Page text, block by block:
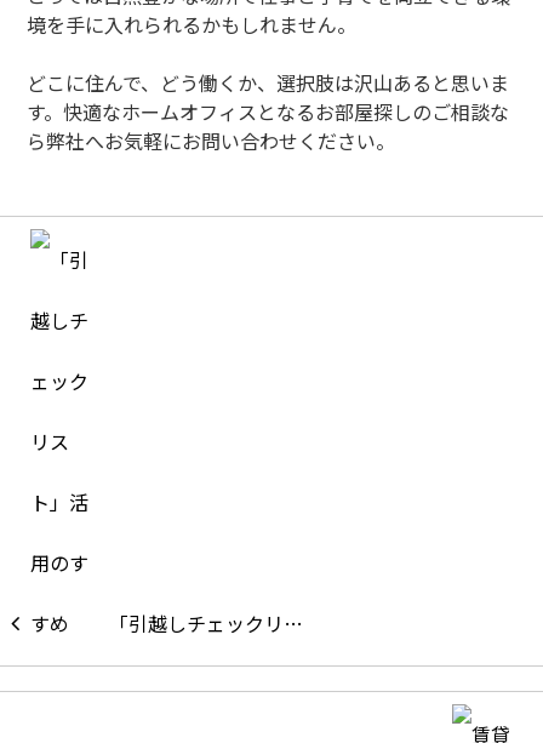
境を手に入れられるかもしれません。
どこに住んで、どう働くか、選択肢は沢山あると思いま
す。快適なホームオフィスとなるお部屋探しのご相談な
ら弊社へお気軽にお問い合わせください。
「引越しチェックリ…